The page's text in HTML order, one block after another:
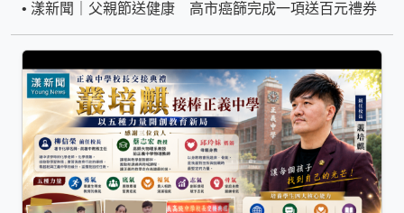
• 漾新聞｜父親節送健康 高市癌篩完成一項送百元禮券